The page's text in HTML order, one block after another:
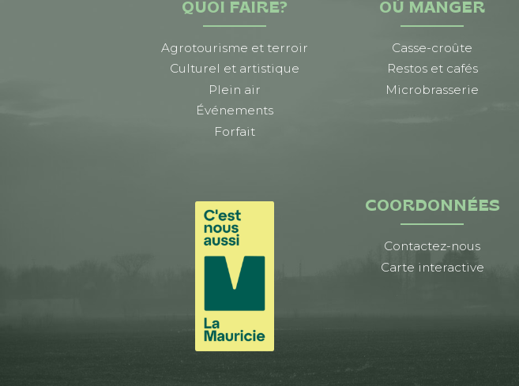
QUOI FAIRE?
Agrotourisme et terroir
Culturel et artistique
Plein air
Événements
Forfait
OÙ MANGER
Casse-croûte
Restos et cafés
Microbrasserie
COORDONNÉES
Contactez-nous
Carte interactive